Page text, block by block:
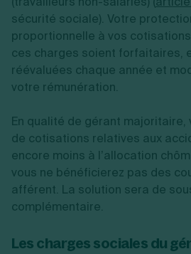
sécurité sociale). Votre
proportionnelle à vos
ces charges soient forfaitaires,
réévaluées chaque année et
votre rémunération.
En qualité de gérant majoritaire,
de cotisations relatives aux
encore moins à l’allocation
vous ne bénéficierez pas des
afférent. La solution sera de
complémentaire.
Les charges sociales du